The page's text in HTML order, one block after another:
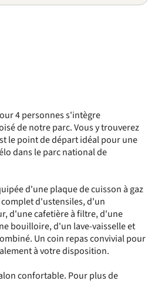
4 personnes s'intègre
de notre parc. Vous y trouverez
le point de départ idéal pour une
dans le parc national de
d'une plaque de cuisson à gaz
d'ustensiles, d'un
d'une cafetière à filtre, d'une
bouilloire, d'un lave-vaisselle et
Un coin repas convivial pour
à votre disposition.
confortable. Pour plus de